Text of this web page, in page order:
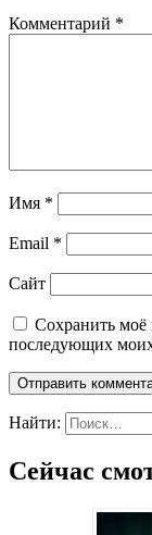
Комментарий *
Имя *
Email *
Сайт
Сохранить моё
последующих
Найти:
Сейчас